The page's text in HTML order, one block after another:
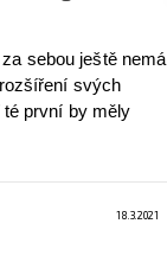
sebou ještě nemá
svých
první by měly
letounům.více
18.3.2021